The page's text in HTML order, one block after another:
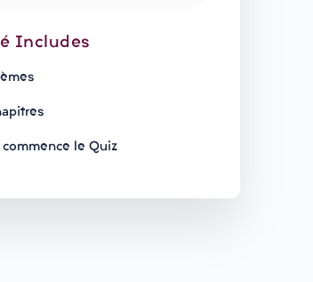
Includes
commence le Quiz